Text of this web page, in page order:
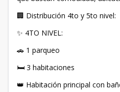
🏢 Distribución 4to y 5to nivel:
✨ 4TO NIVEL:
🚗 1 parqueo
🛏 3 habitaciones
👑 Habitación principal con